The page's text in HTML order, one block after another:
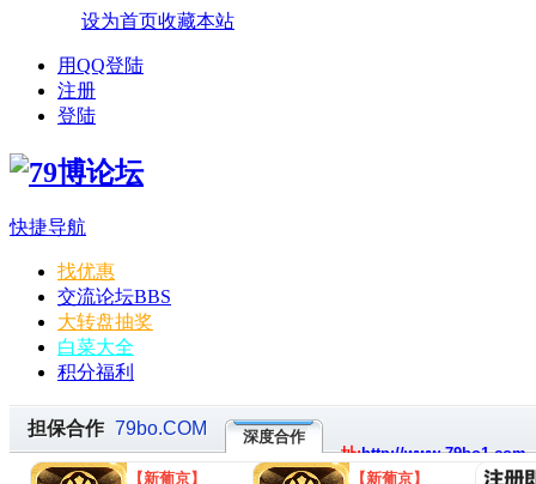
设为首页收藏本站
用QQ登陆
注册
登陆
快捷导航
找优惠
交流论坛BBS
大转盘抽奖
白菜大全
积分福利